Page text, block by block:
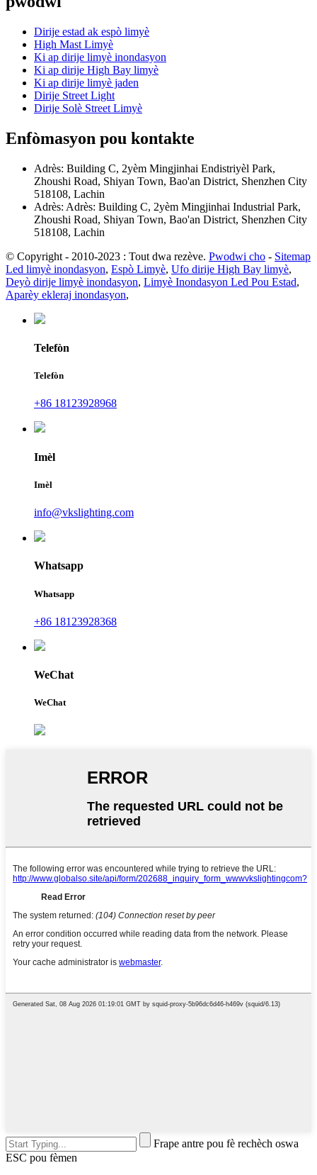
Dirije estad ak espò limyè
High Mast Limyè
Ki ap dirije limyè inondasyon
Ki ap dirije High Bay limyè
Ki ap dirije limyè jaden
Dirije Street Light
Dirije Solè Street Limyè
Enfòmasyon pou kontakte
Adrès: Building C, 2yèm Mingjinhai Endistriyèl Park,
Zhoushi Road, Shiyan Town, Bao'an District, Shenzhen City
518108, Lachin
Adrès: Adrès: Building C, 2yèm Mingjinhai Industrial Park,
Zhoushi Road, Shiyan Town, Bao'an District, Shenzhen City
518108, Lachin
© Copyright - 2010-2023 : Tout dwa rezève. Pwodwi cho - Sitemap
Led limyè inondasyon, Espò Limyè, Ufo dirije High Bay limyè,
Deyò dirije limyè inondasyon, Limyè Inondasyon Led Pou Estad,
Aparèy ekleraj inondasyon,
Telefòn
Telefòn
+86 18123928968
Imèl
Imèl
info@vkslighting.com
Whatsapp
Whatsapp
+86 18123928368
WeChat
WeChat
Frape antre pou fè rechèch oswa
ESC pou fèmen